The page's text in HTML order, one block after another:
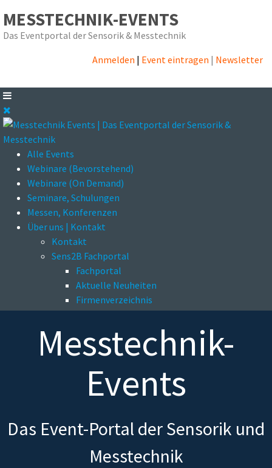
MESSTECHNIK-EVENTS
Das Eventportal der Sensorik & Messtechnik
Anmelden | Event eintragen | Newsletter
Alle Events
Webinare (Bevorstehend)
Webinare (On Demand)
Seminare, Schulungen
Messen, Konferenzen
Über uns | Kontakt
Kontakt
Sens2B Fachportal
Fachportal
Aktuelle Neuheiten
Firmenverzeichnis
Messtechnik-
Events
Das Event-Portal der Sensorik und
Messtechnik